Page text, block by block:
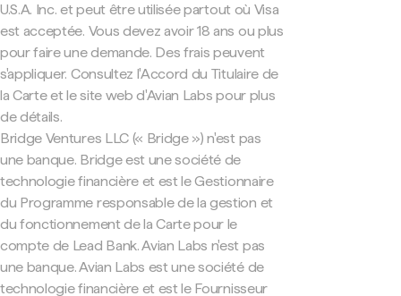
U.S.A. Inc. et peut être utilisée partout où Visa
est acceptée. Vous devez avoir 18 ans ou plus
pour faire une demande. Des frais peuvent
s'appliquer. Consultez l'Accord du Titulaire de
la Carte et le site web d'Avian Labs pour plus
de détails.
Bridge Ventures LLC (« Bridge ») n'est pas
une banque. Bridge est une société de
technologie financière et est le Gestionnaire
du Programme responsable de la gestion et
du fonctionnement de la Carte pour le
compte de Lead Bank. Avian Labs n'est pas
une banque. Avian Labs est une société de
technologie financière et est le Fournisseur